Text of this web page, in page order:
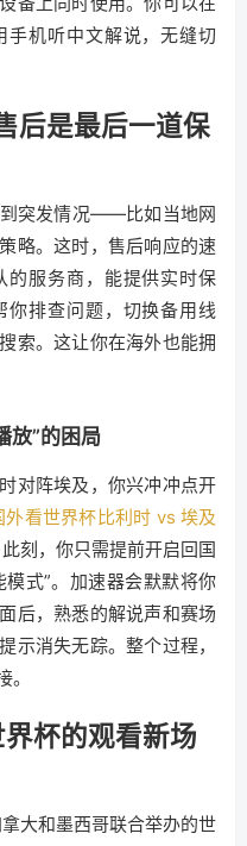
手机听中文解说，无缝切
后是最后一道保
突发情况——比如当地网
略。这时，售后响应的速
的服务商，能提供实时保
你排查问题，切换备用线
索。这让你在海外也能拥
放”的困局
对阵埃及，你兴冲冲点开
外看世界杯比利时 vs 埃及
刻，你只需提前开启回国
模式”。加速器会默默将你
后，熟悉的解说声和赛场
示消失无踪。整个过程，
杯的观看新场
大和墨西哥联合举办的世